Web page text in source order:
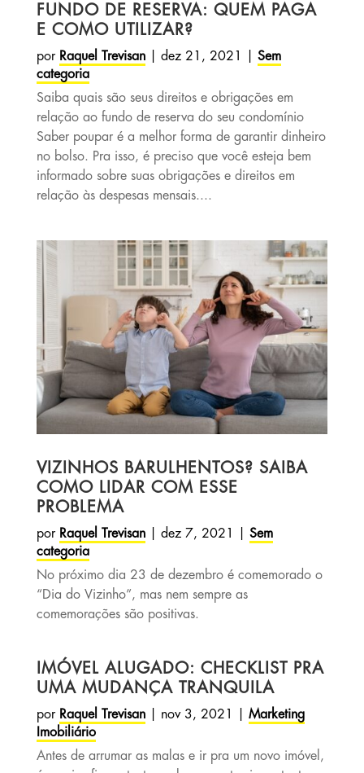
FUNDO DE RESERVA: QUEM PAGA
E COMO UTILIZAR?
por Raquel Trevisan| dez 21, 2021
Sem
categoria
Saiba quais são seus direitos e obrigações em
relação ao fundo de reserva do seu condomínio
Saber poupar é a melhor forma de garantir dinheiro
no bolso. Pra isso, é preciso que você esteja bem
informado sobre suas obrigações e direitos em
relação às despesas mensais....
VIZINHOS BARULHENTOS? SAIBA
COMO LIDAR COM ESSE
PROBLEMA
por Raquel Trevisan| dez 7, 2021
Sem
categoria
No próximo dia 23 de dezembro é comemorado o
“Dia do Vizinho”, mas nem sempre as
comemorações são positivas.
IMÓVEL ALUGADO: CHECKLIST PRA
UMA MUDANÇA TRANQUILA
por Raquel Trevisan| nov 3, 2021
Marketing
Imobiliário
Antes de arrumar as malas e ir pra um novo imóvel,